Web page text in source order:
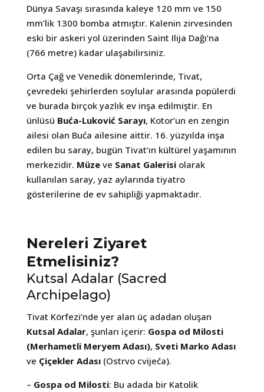
Dünya Savaşı sırasında kaleye 120 mm ve 150
mm’lik 1300 bomba atmıştır. Kalenin zirvesinden
eski bir askeri yol üzerinden Saint Ilija Dağı’na
(766 metre) kadar ulaşabilirsiniz.
Orta Çağ ve Venedik dönemlerinde, Tivat,
çevredeki şehirlerden soylular arasında popülerdi
ve burada birçok yazlık ev inşa edilmiştir. En
ünlüsü Buća-Luković Sarayı, Kotor’un en zengin
ailesi olan Buća ailesine aittir. 16. yüzyılda inşa
edilen bu saray, bugün Tivat’ın kültürel yaşamının
merkezidir. Müzeve Sanat Galerisiolarak
kullanılan saray, yaz aylarında tiyatro
gösterilerine de ev sahipliği yapmaktadır.
Nereleri Ziyaret
Etmelisiniz?
Kutsal Adalar (Sacred
Archipelago)
Tivat Körfezi’nde yer alan üç adadan oluşan
Kutsal Adalar, şunları içerir: Gospa od Milosti
(Merhametli Meryem Adası), Sveti Marko Adası
ve Çiçekler Adası(Ostrvo cvijeća).
– Gospa od Milosti: Bu adada bir Katolik